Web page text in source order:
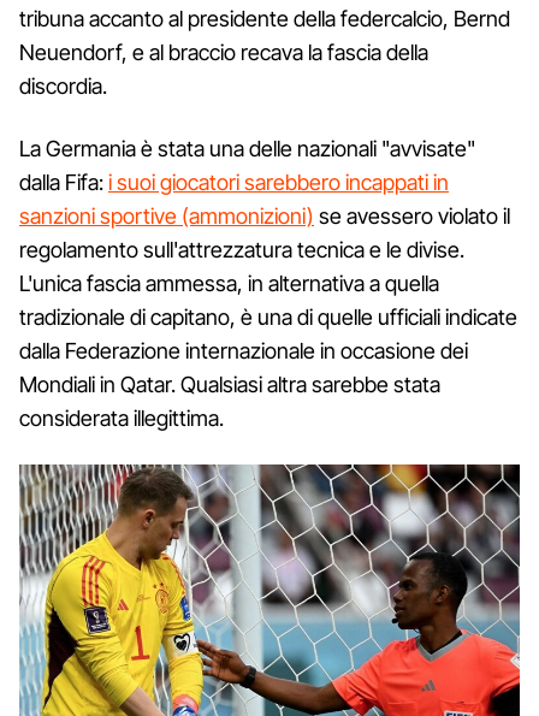
tribuna accanto al presidente della federcalcio, Bernd
Neuendorf, e al braccio recava la fascia della
discordia.
La Germania è stata una delle nazionali "avvisate"
dalla Fifa:i suoi giocatori sarebbero incappati in
sanzioni sportive (ammonizioni) se avessero violato il
regolamento sull'attrezzatura tecnica e le divise.
L'unica fascia ammessa, in alternativa a quella
tradizionale di capitano, è una di quelle ufficiali indicate
dalla Federazione internazionale in occasione dei
Mondiali in Qatar. Qualsiasi altra sarebbe stata
considerata illegittima.